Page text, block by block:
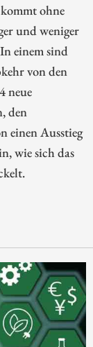
ohne
und weniger
einem sind
von den
neue
den
einen Ausstieg
wie sich das